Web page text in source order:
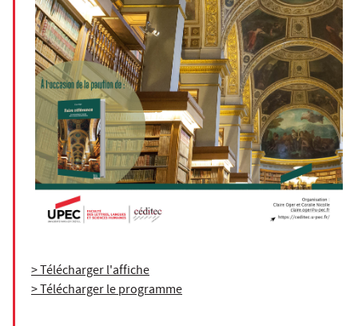
> Télécharger l'affiche
> Télécharger le programme